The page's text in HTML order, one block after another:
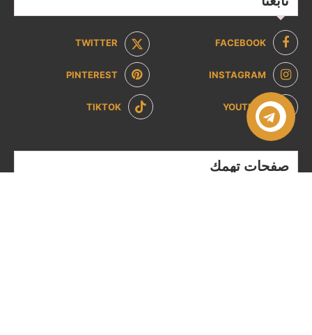
FACEBOOK
TWITTER
INSTAGRAM
PINTEREST
YOUTUBE
TIKTOK
صفحات تهمك